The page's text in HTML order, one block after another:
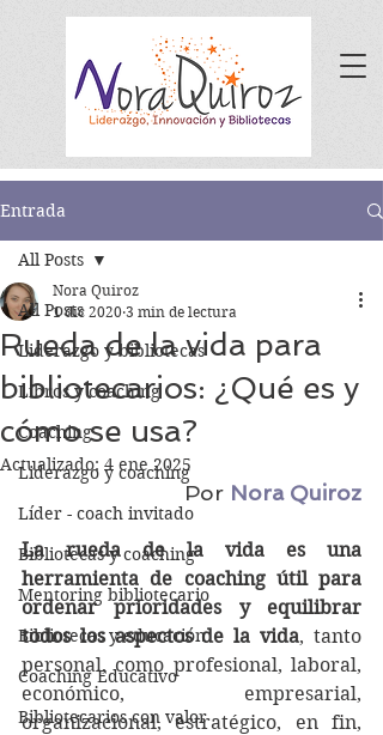
Entrada
All Posts
Liderazgo y bibliotecas
Libros y coaching
Coaching
Liderazgo y coaching
Líder - coach invitado
Bibliotecas y coaching
Mentoring bibliotecario
Bibliotecas y educación
Coaching Educativo
Bibliotecarios con valor
All Posts
Rueda de la vida para
bibliotecarios: ¿Qué es y
cómo se usa?
Nora Quiroz
1 dic 2020 3 min de lectura
Actualizado: 4 ene 2025
Por Nora Quiroz
La rueda de la vida es una
herramienta de coaching útil para
ordenar prioridades y equilibrar
todos los aspectos de la vida, tanto
personal, como profesional, laboral,
económico, empresarial,
organizacional, estratégico, en fin,